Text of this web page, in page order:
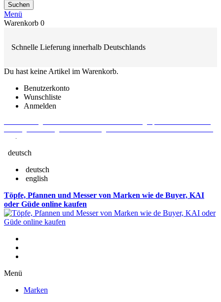
Suchen
Menü
Warenkorb 0
Schnelle Lieferung innerhalb Deutschlands
Du hast keine Artikel im Warenkorb.
Benutzerkonto
Wunschliste
Anmelden
.
deutsch
deutsch
english
Töpfe, Pfannen und Messer von Marken wie de Buyer, KAI
oder Güde online kaufen
Menü
Marken